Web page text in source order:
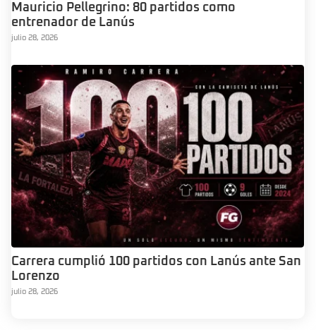
Mauricio Pellegrino: 80 partidos como
entrenador de Lanús
julio 28, 2026
Carrera cumplió 100 partidos con Lanús ante San
Lorenzo
julio 28, 2026